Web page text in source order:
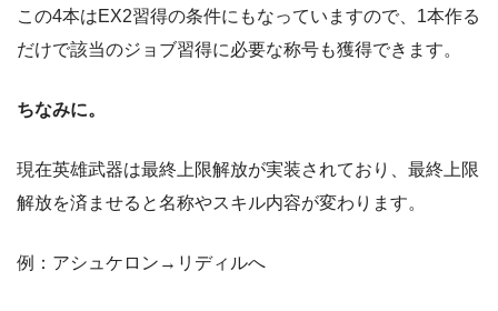
この4本はEX2習得の条件にもなっていますので、1本作る
だけで該当のジョブ習得に必要な称号も獲得できます。
ちなみに。
現在英雄武器は最終上限解放が実装されており、最終上限
解放を済ませると名称やスキル内容が変わります。
例：アシュケロン→リディルへ